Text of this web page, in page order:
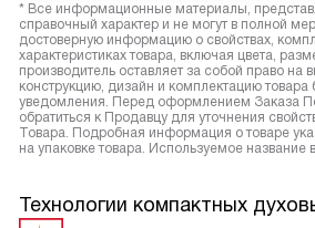
* Все информационные материалы,
справочный характер и не могут в полной
достоверную информацию о свойствах,
характеристиках товара, включая цвета,
производитель оставляет за собой право на
конструкцию, дизайн и комплектацию товара
уведомления. Перед оформлением Заказа
обратиться к Продавцу для уточнения
Товара. Подробная информация о товаре
на упаковке товара. Используемое название
Технологии компактных